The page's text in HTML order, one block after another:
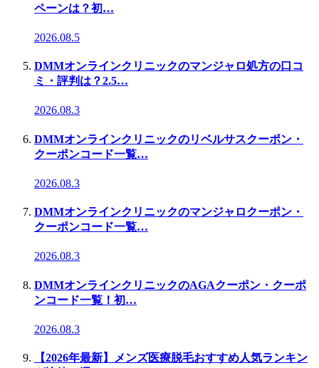
ペーンは？初…
2026.08.5
DMMオンラインクリニックのマンジャロ処方の口コ
ミ・評判は？2.5…
2026.08.3
DMMオンラインクリニックのリベルサスクーポン・
クーポンコード一覧…
2026.08.3
DMMオンラインクリニックのマンジャロクーポン・
クーポンコード一覧…
2026.08.3
DMMオンラインクリニックのAGAクーポン・クーポ
ンコード一覧！初…
2026.08.3
【2026年最新】メンズ医療脱毛おすすめ人気ランキン